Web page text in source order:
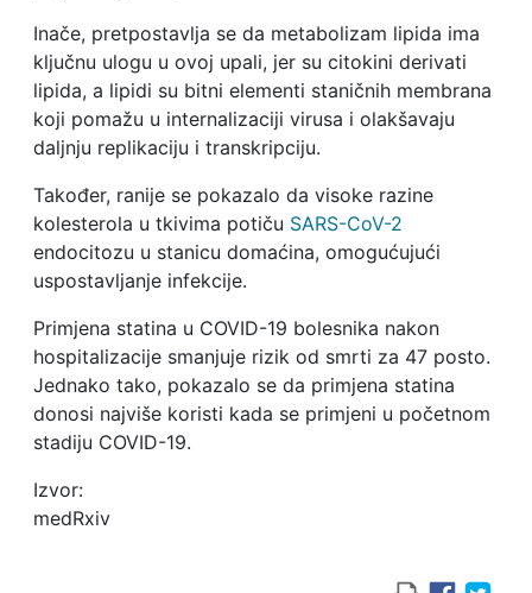
Inače, pretpostavlja se da metabolizam lipida ima
ključnu ulogu u ovoj upali, jer su citokini derivati ​​
lipida, a lipidi su bitni elementi staničnih membrana
koji pomažu u internalizaciji virusa i olakšavaju
daljnju replikaciju i transkripciju.
Također, ranije se pokazalo da visoke razine
kolesterola u tkivima potiču SARS-CoV-2
endocitozu u stanicu domaćina, omogućujući
uspostavljanje infekcije.
Primjena statina u COVID-19 bolesnika nakon
hospitalizacije smanjuje rizik od smrti za 47 posto.
Jednako tako, pokazalo se da primjena statina
donosi najviše koristi kada se primjeni u početnom
stadiju COVID-19.
Izvor:
medRxiv